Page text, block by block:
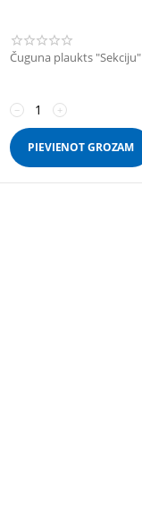
Čuguna plaukts "Sekciju"
+
−
PIEVIENOT GROZAM